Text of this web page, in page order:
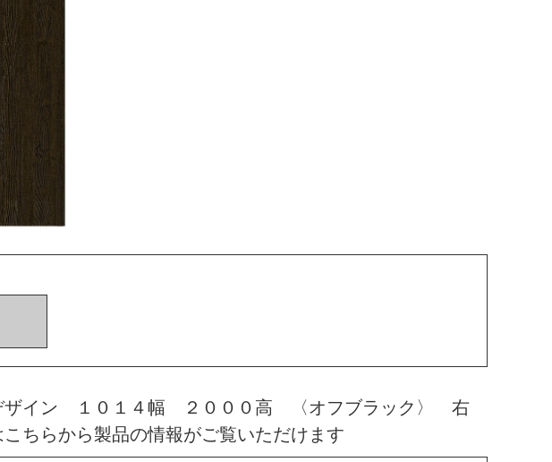
イン １０１４幅 ２０００高 〈オフブラック〉 右
ちらから製品の情報がご覧いただけます